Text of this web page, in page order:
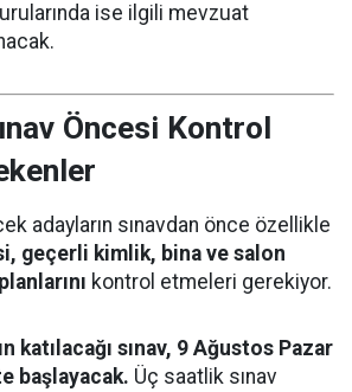
ise ilgili mevzuat
Öncesi Kontrol
adayların sınavdan önce özellikle
geçerli kimlik, bina ve salon
kontrol etmeleri gerekiyor.
katılacağı sınav, 9 Ağustos Pazar
başlayacak. Üç saatlik sınav